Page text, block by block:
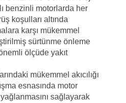
benzinli motorlarda her
koşulları altında
karşı mükemmel
sürtünme önleme
ölçüde yakıt
mükemmel akıcılığı
esnasında motor
yağlanmasını sağlayarak